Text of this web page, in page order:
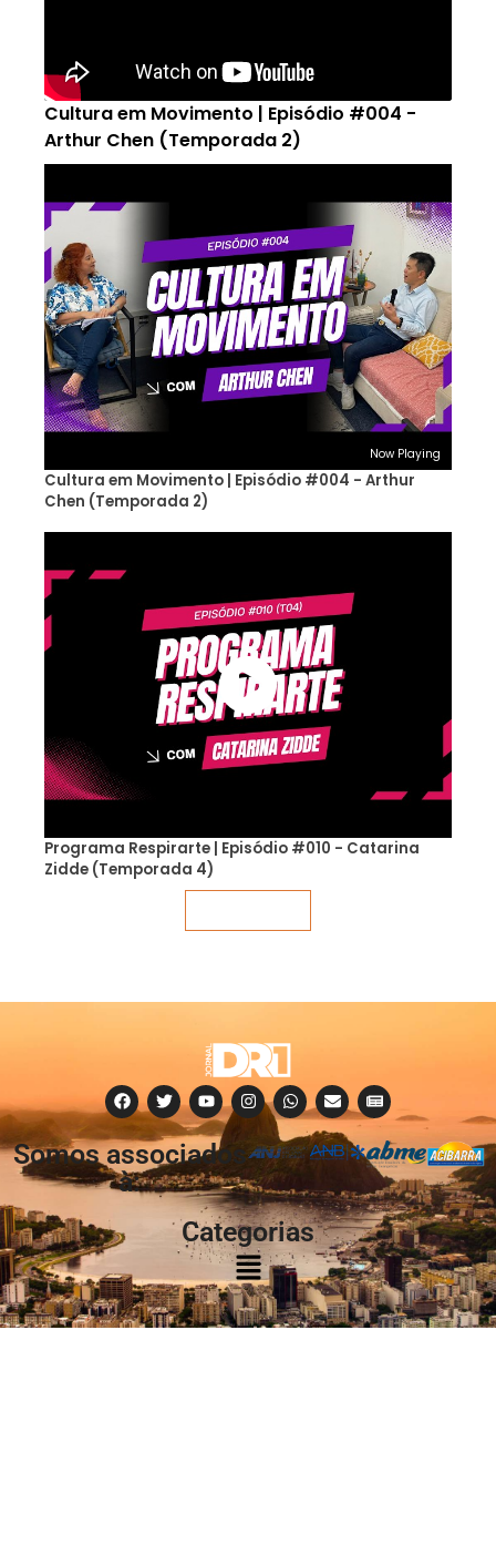
Cultura em Movimento | Episódio #004 -
Arthur Chen (Temporada 2)
Now Playing
Cultura em Movimento | Episódio #004 - Arthur
Chen (Temporada 2)
Programa Respirarte | Episódio #010 - Catarina
Zidde (Temporada 4)
Somos associados
à:
Categorias